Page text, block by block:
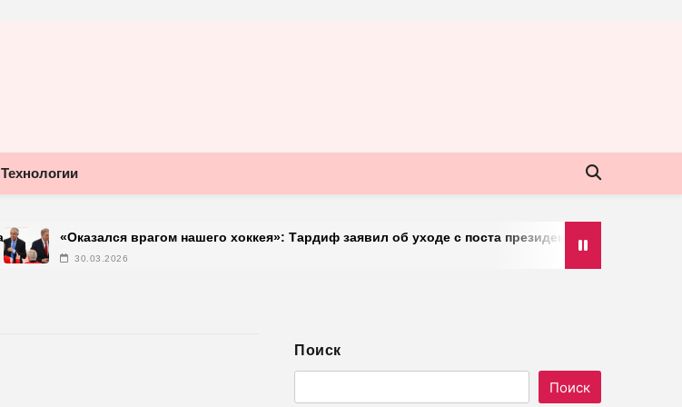
Технологии
«Оказался врагом нашего хоккея»: Тардиф заявил об уходе с поста президента IIHF в октябре
30.03.2026
Поиск
Поиск